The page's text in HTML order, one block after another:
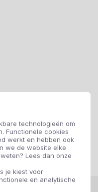
technologieën om
Functionele cookies
werkt en hebben ook
we de website elke
Lees dan onze
je kiest voor
en analytische